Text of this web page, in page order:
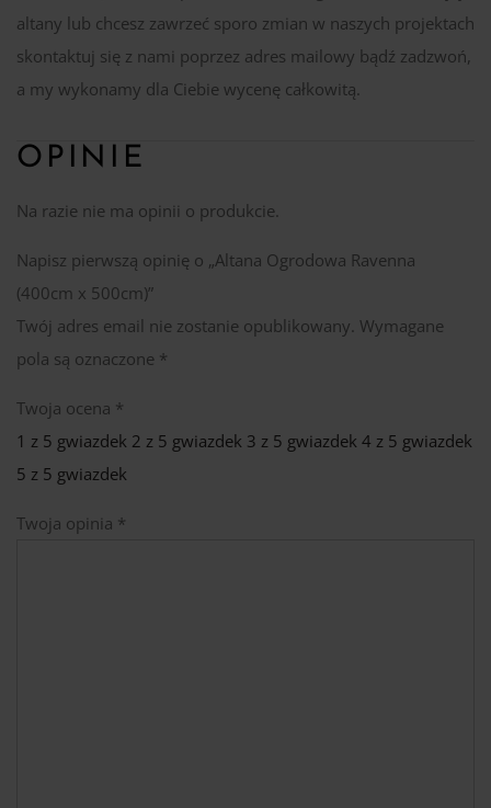
altany lub chcesz zawrzeć sporo zmian w naszych projektach
skontaktuj się z nami poprzez adres mailowy bądź zadzwoń,
a my wykonamy dla Ciebie wycenę całkowitą.
OPINIE
Na razie nie ma opinii o produkcie.
Napisz pierwszą opinię o „Altana Ogrodowa Ravenna
(400cm x 500cm)”
Twój adres email nie zostanie opublikowany. Wymagane
pola są oznaczone *
Twoja ocena *
1 z 5 gwiazdek 2 z 5 gwiazdek 3 z 5 gwiazdek 4 z 5 gwiazdek
5 z 5 gwiazdek
Twoja opinia *